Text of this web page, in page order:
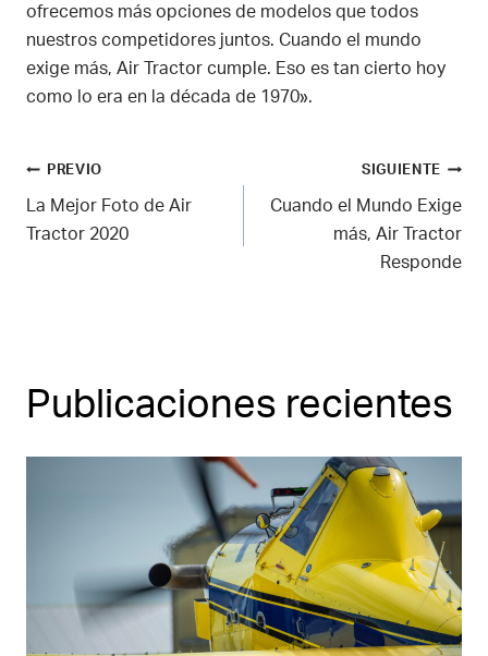
ofrecemos más opciones de modelos que todos
nuestros competidores juntos. Cuando el mundo
exige más, Air Tractor cumple. Eso es tan cierto hoy
como lo era en la década de 1970».
Navegación
de
PREVIO
La Mejor Foto de Air
Tractor 2020
SIGUIENTE
Cuando el Mundo Exige
más, Air Tractor
Responde
Publicaciones recientes